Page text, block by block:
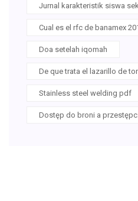
Jurnal karakteristik siswa
Cual es el rfc de banamex
Doa setelah iqomah
De que trata el lazarillo de
Stainless steel welding pdf
Dostęp do broni a